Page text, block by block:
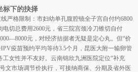
标下的抉择
严格限制：市妇幼单孔腹腔镜全子宫自付约6800
切总费用2600元，省三院宫颈冷刀锥切自付
元，对经济拮据者无疑是定心丸。但“价
疫苗预约平均等待3.5个月，昆医大附一输卵管
女性并不友好。云南锦欣九洲医院定位“补充
文市场调节价执行，可接纳商保、分期及省外医